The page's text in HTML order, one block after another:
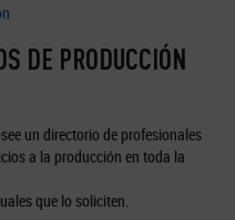
DE PRODUCCIÓN
un directorio de profesionales
a la producción en toda la
que lo soliciten.